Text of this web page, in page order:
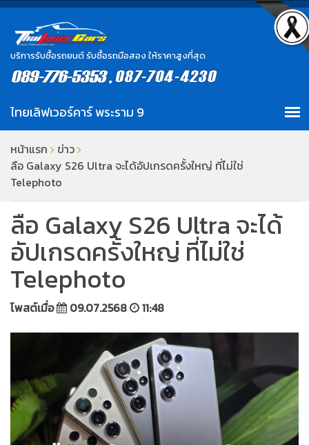
บริการรับซื้อรถยนต์ รับซื้อรถมือสอง ให้ราคาสูงที่สุด
หน้าแรก
ข่าว
ลือ Galaxy S26 Ultra จะได้อัปเกรดครั้งใหญ่ ที่ไม่ใช่
Telephoto
ลือ Galaxy S26 Ultra จะได้
อัปเกรดครั้งใหญ่ ที่ไม่ใช่
Telephoto
โพสต์เมื่อ 09.07.2568 11:48